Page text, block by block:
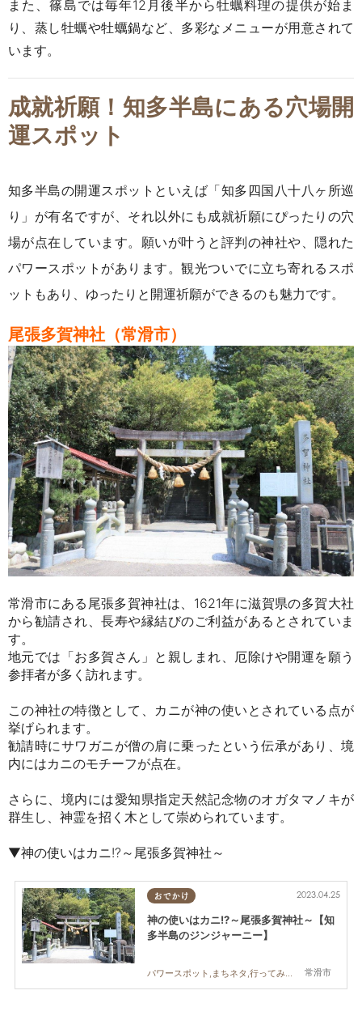
また、篠島では毎年12月後半から牡蠣料理の提供が始ま
り、蒸し牡蠣や牡蠣鍋など、多彩なメニューが用意されて
います。
成就祈願！知多半島にある穴場開
運スポット
知多半島の開運スポットといえば「知多四国八十八ヶ所巡
り」が有名ですが、それ以外にも成就祈願にぴったりの穴
場が点在しています。願いが叶うと評判の神社や、隠れた
パワースポットがあります。観光ついでに立ち寄れるスポ
ットもあり、ゆったりと開運祈願ができるのも魅力です。
尾張多賀神社（常滑市）
常滑市にある尾張多賀神社は、1621年に滋賀県の多賀大社
から勧請され、長寿や縁結びのご利益があるとされていま
す。
地元では「お多賀さん」と親しまれ、厄除けや開運を願う
参拝者が多く訪れます。
この神社の特徴として、カニが神の使いとされている点が
挙げられます。
勧請時にサワガニが僧の肩に乗ったという伝承があり、境
内にはカニのモチーフが点在。
さらに、境内には愛知県指定天然記念物のオガタマノキが
群生し、神霊を招く木として崇められています。
▼神の使いはカニ!?～尾張多賀神社～
おでかけ
常滑市
2023.04.25
神の使いはカニ!?～尾張多賀神社～【知
多半島のジンジャーニー】